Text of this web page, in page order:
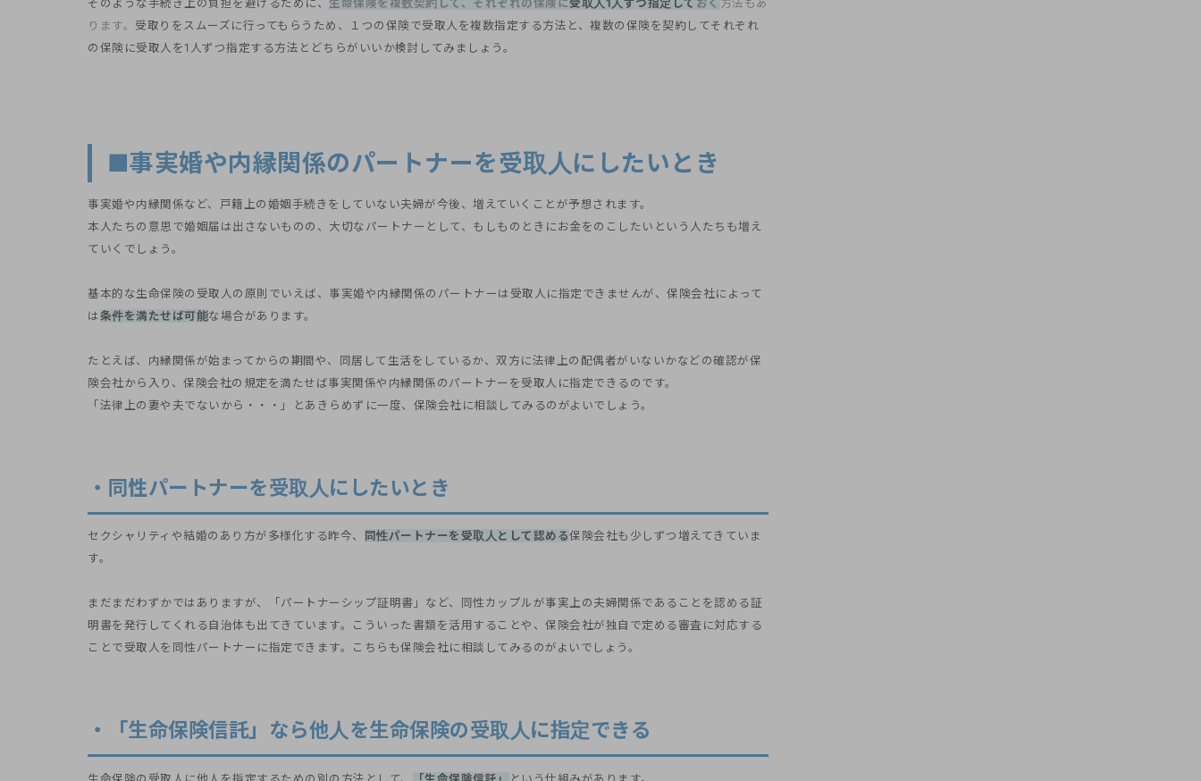
そのような手続き上の負担を避けるために、 生命保険を複数契約して、それぞれの保険に 受取人1人ずつ指定して おく 方法もあ
ります。 受取りをスムーズに行ってもらうため、１つの保険で受取人を複数指定する方法と、複数の保険を契約してそれぞれ
の保険に受取人を1人ずつ指定する方法とどちらがいいか検討してみましょう。
■事実婚や内縁関係のパートナーを受取人にしたいとき
事実婚や内縁関係など、戸籍上の婚姻手続きをしていない夫婦が今後、増えていくことが予想されます。
本人たちの意思で婚姻届は出さないものの、大切なパートナーとして、もしものときにお金をのこしたいという人たちも増え
ていくでしょう。
基本的な生命保険の受取人の原則でいえば、事実婚や内縁関係のパートナーは受取人に指定できませんが、保険会社によって
は条件を満たせば可能な場合があります。
たとえば、内縁関係が始まってからの期間や、同居して生活をしているか、双方に法律上の配偶者がいないかなどの確認が保
険会社から入り、保険会社の規定を満たせば事実関係や内縁関係のパートナーを受取人に指定できるのです。
「法律上の妻や夫でないから・・・」とあきらめずに一度、保険会社に相談してみるのがよいでしょう。
・同性パートナーを受取人にしたいとき
セクシャリティや結婚のあり方が多様化する昨今、 同性パートナーを受取人として認める保険会社も少しずつ増えてきていま
す。
まだまだわずかではありますが、「パートナーシップ証明書」など、同性カップルが事実上の夫婦関係であることを認める証
明書を発行してくれる自治体も出てきています。こういった書類を活用することや、保険会社が独自で定める審査に対応する
ことで受取人を同性パートナーに指定できます。こちらも保険会社に相談してみるのがよいでしょう。
・「生命保険信託」なら他人を生命保険の受取人に指定できる